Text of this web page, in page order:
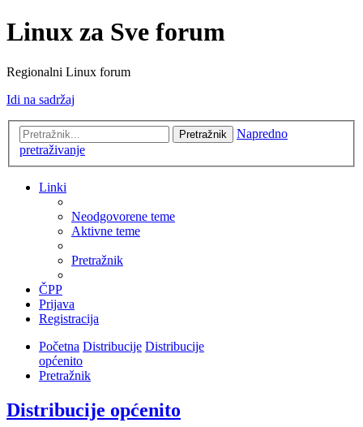
Linux za Sve forum
Regionalni Linux forum
Idi na sadržaj
Pretražnik
Napredno
pretraživanje
Linki
Neodgovorene teme
Aktivne teme
Pretražnik
ČPP
Prijava
Registracija
Početna Distribucije Distribucije
općenito
Pretražnik
Distribucije općenito